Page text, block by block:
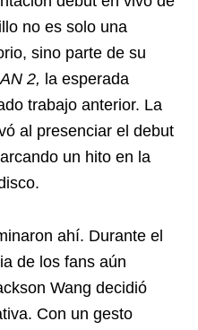
no es solo una
sino parte de su
2, la esperada
trabajo anterior. La
al presenciar el debut
un hito en la
ahí. Durante el
de los fans aún
Wang decidió
Con un gesto